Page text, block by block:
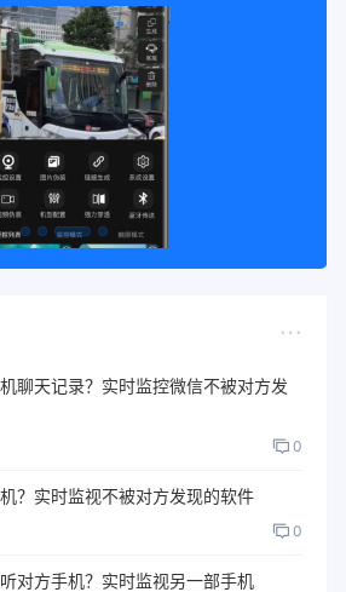
聊天记录？实时监控微信不被对方发
0
？实时监视不被对方发现的软件
0
对方手机？实时监视另一部手机